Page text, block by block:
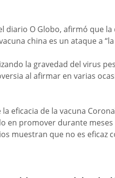
diario O Globo, afirmó que
china es un ataque a
la gravedad del virus
al afirmar en varias
eficacia de la vacuna
en promover durante
muestran que no es eficaz